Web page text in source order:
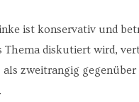
ist konservativ und
Thema diskutiert wird,
als zweitrangig